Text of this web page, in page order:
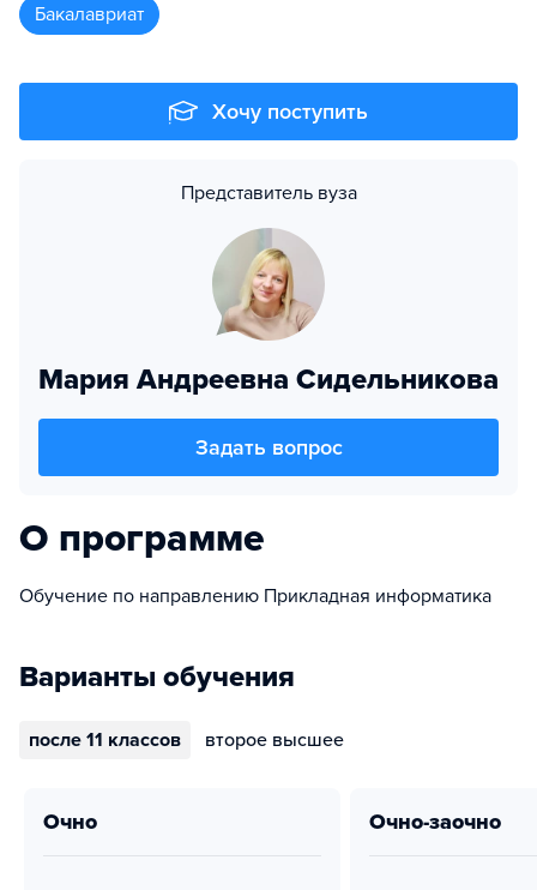
бакалавриат
Хочу поступить
Представитель вуза
Мария Андреевна Сидельникова
Задать вопрос
О программе
Обучение по направлению Прикладная информатика
Варианты обучения
после 11 классов второе высшее
очно очно-заочно